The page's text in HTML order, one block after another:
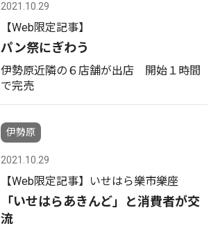
2021.10.29
【Web限定記事】
パン祭にぎわう
伊勢原近隣の６店舗が出店 開始１時間
で完売
伊勢原
2021.10.29
【Web限定記事】いせはら樂市樂座
「いせはらあきんど」と消費者が交
流